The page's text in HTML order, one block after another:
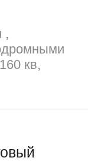
,
кв,